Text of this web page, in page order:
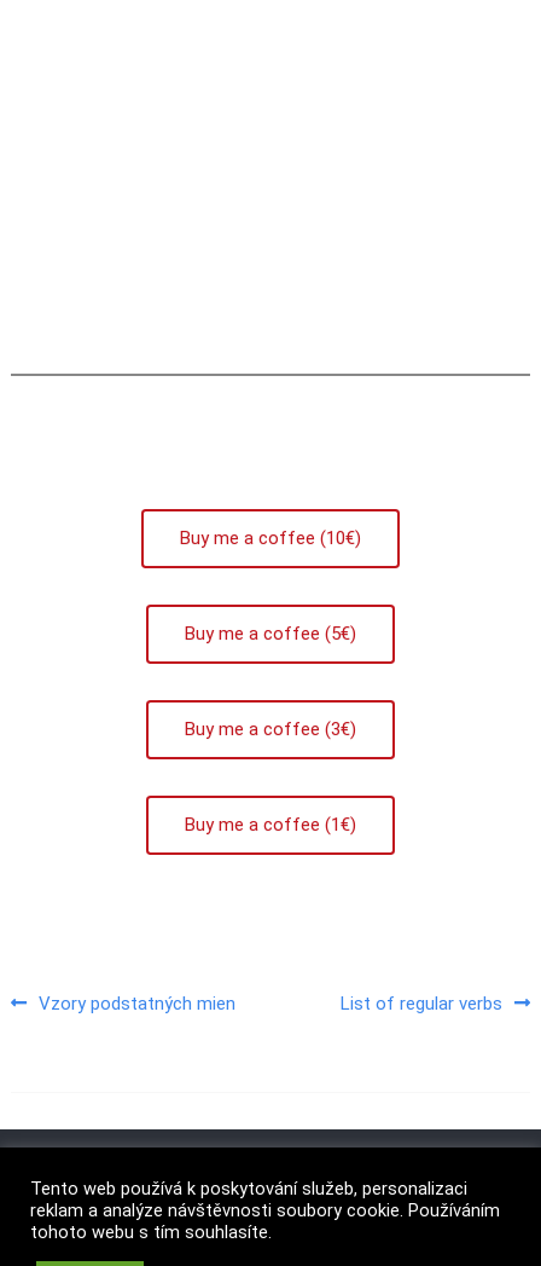
Buy me a coffee (10€)
Buy me a coffee (5€)
Buy me a coffee (3€)
Buy me a coffee (1€)
Navigace pro příspěvek
Vzory podstatných mien List of regular verbs
Tento web používá k poskytování služeb, personalizaci
reklam a analýze návštěvnosti soubory cookie. Používáním
tohoto webu s tím souhlasíte.